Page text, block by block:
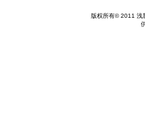
版权所有© 2011 浅